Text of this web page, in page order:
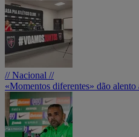
// Nacional //
«Momentos diferentes» dão